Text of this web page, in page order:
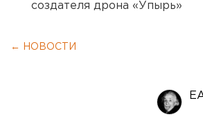
создателя дрона «Упырь»
← НОВОСТИ